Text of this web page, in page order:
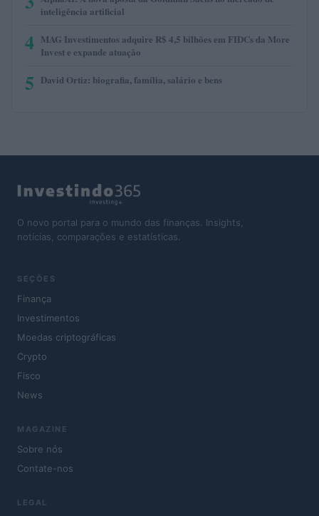
inteligência artificial
4 MAG Investimentos adquire R$ 4,5 bilhões em FIDCs da More
Invest e expande atuação
5 David Ortiz: biografia, família, salário e bens
O novo portal para o mundo das finanças. Insights,
notícias, comparações e estatísticas.
SEÇÕES
Finança
Investimentos
Moedas criptográficas
Crypto
Fisco
News
MAGAZINE
Sobre nós
Contate-nos
LEGAL